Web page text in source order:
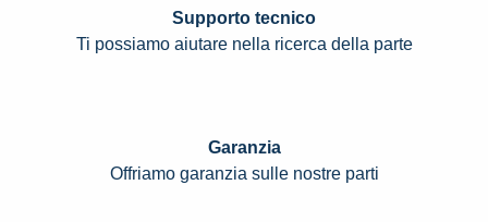
Supporto tecnico
Ti possiamo aiutare nella ricerca della parte
Garanzia
Offriamo garanzia sulle nostre parti